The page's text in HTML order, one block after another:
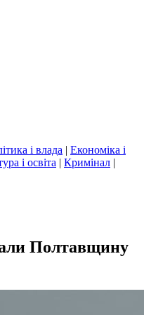
і влада | Економіка і
і освіта | Кримінал |
Полтавщину